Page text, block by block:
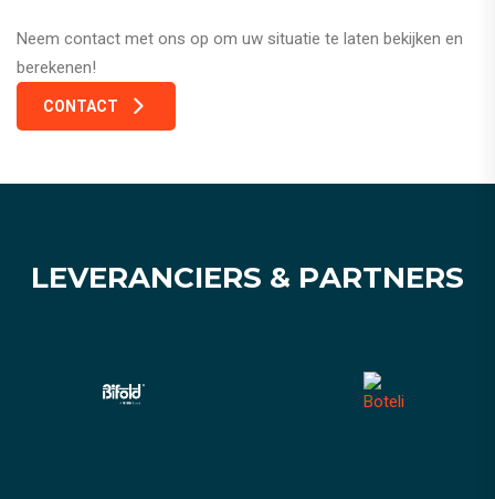
Neem contact met ons op om uw situatie te laten bekijken en
berekenen!
CONTACT
LEVERANCIERS & PARTNERS